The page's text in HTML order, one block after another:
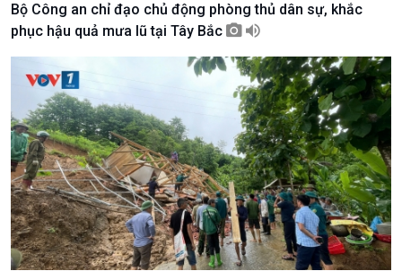
Bộ Công an chỉ đạo chủ động phòng thủ dân sự, khắc
phục hậu quả mưa lũ tại Tây Bắc